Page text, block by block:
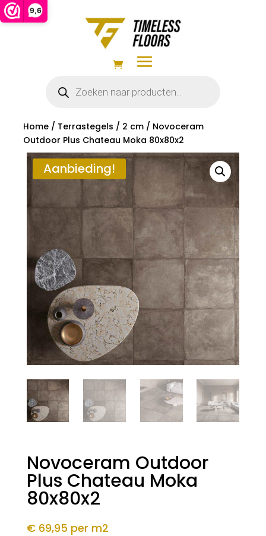
9,6
zoeken
Home/ Terrastegels / 2 cm/ Novoceram
Outdoor Plus Chateau Moka 80x80x2
Aanbieding!
Novoceram Outdoor
Plus Chateau Moka
80x80x2
€ 69,95 per m2